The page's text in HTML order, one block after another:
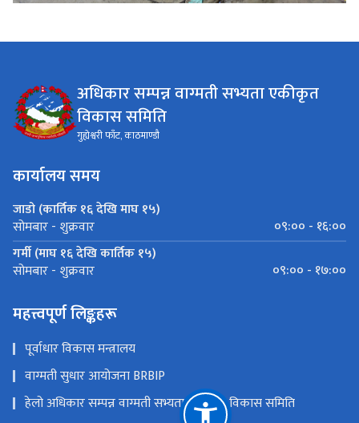
अधिकार सम्पन्न वाग्मती सभ्यता एकीकृत
विकास समिति
गुह्येश्वरी फाँट, काठमाण्डौ
कार्यालय समय
जाडो (कार्तिक १६ देखि माघ १५)
सोमबार - शुक्रवार
०९:०० - १६:००
गर्मी (माघ १६ देखि कार्तिक १५)
सोमबार - शुक्रवार ०९:०० - १७:००
महत्त्वपूर्ण लिङ्कहरू
पूर्वाधार विकास मन्त्रालय
वाग्मती सुधार आयोजना BRBIP
हेलो अधिकार सम्पन्न वाग्मती सभ्यता एकीकृत विकास समिति